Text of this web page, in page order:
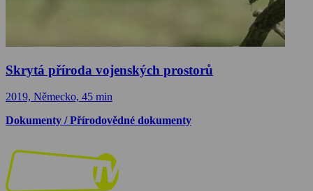
Skrytá příroda vojenských prostorů
2019, Německo, 45 min
Dokumenty / Přírodovědné dokumenty